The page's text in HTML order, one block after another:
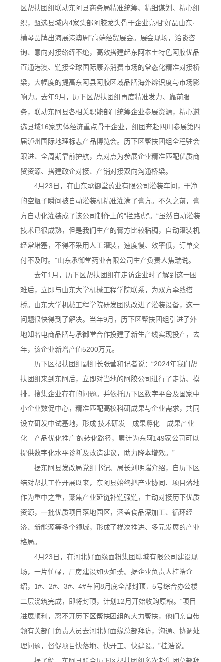
区帮扶团组联动东阿县商务局精准统筹、精细谋划、精心组
织，甄选县域内4家头部阿胶龙头骨干企业亮相“好品山东·
横琴品牌出海展港澳周”高端经贸展会。展会现场，洽谈咨
询、意向对接络绎不绝，高效搭建起东阿本土特色阿胶优品
直通港澳、链接全球国际康养消费市场的常态化精准对接桥
梁，大幅度的提高东阿县阿胶区域品牌海外辨识度与市场影
响力。去年9月，历下区帮扶团组再度精准发力、靠前服
务，联动东阿县各相关职能部门统筹企业参展资源，精心遴
选县域16家实体经济重点骨干企业，组团奔赴四川参展第四
届泸州国际地理标志产品博览会。历下区帮扶团组全程驻会
跟进、全周期靠前护航，点对点为参展企业精准匹配优质商
贸资源、搭建政企对接、产销对接双向沟通桥梁。
4月23日，在山东承御堂药业有限公司灌装车间，干净
的空瓶子瞬间被自动灌装机精准灌满了膏方。不久之前，膏
方自动化灌装成了该公司制作上的“拦路虎”。“虽然自动灌装
技术已很成熟，但是我们生产的膏方比较粘稠，自动灌装机
经常堵塞，不得不采用人工灌装，速度慢、效率低，订单交
付不及时。”山东承御堂药业有限公司生产负责人焦瑞说。
去年1月，历下区帮扶团组在走访企业时了解到这一困
难后，立即与山东大学机械工程学院联系，为双方牵线搭
桥。山东大学机械工程学院研发团队改进了灌装设备，这一
问题很快得到了解决。当年9月，历下区帮扶团组引进了外
地知名电商品牌与承御堂合作投建了新生产线实现投产，去
年，该企业新增产值5200万元。
历下区帮扶团组副组长张营和记者说：“2024年我们帮
扶团组来到东阿后，立即对当地的阿胶公司进行了走访、摸
排，搜集企业存在的问题。并依托历下区数字平台及国家中
小企业数促中心，精准匹配高校科研成果与企业需求，共同
设立研发中试基地，形成‘技术研发—成果孵化—成果产业
化—产品优化推广’的转化路径，累计为东阿149家公司可以
提供数字化水平诊断及改造建议，助力降本增效。”
据东阿县发改局党组书记、局长刘明瑞介绍，自历下区
结对帮扶工作开展以来，东阿县始终把产业协同、项目落地
作为重中之重，聚焦产业延链补链强链，主动对接历下优质
资源，一批优质项目落地园区，涵盖食品深加工、循环经
济、新能源等多个领域，形成了梯次推进、多元发展的产业
格局。
4月23日，在河北好面缘面粉集团聊城有限公司建设现
场，一片忙碌，厂房建设如火如荼。据企业负责人桂浩介
绍，1#、2#、3#、4#车间8月底全部封顶，5号综合办公楼
二层浇筑完成，即将封顶，计划12月开始收购原粮。“项目
进展顺利，离不开历下区帮扶团组的大力帮扶，他们亲自带
领有关部门负责人员去河北好面缘总部拜访，沟通、协调处
理问题，督促项目快落地、快开工、快建设。”桂浩说。